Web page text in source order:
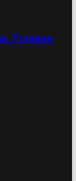
Узловая